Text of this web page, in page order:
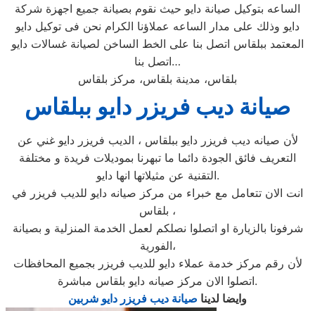
الساعه بتوكيل صيانة دايو حيث نقوم بصيانة جميع اجهزة شركة
دايو وذلك على مدار الساعه عملاؤنا الكرام نحن فى توكيل دايو
المعتمد ببلقاس اتصل بنا على الخط الساخن لصيانة غسالات دايو
اتصل بنا…
بلقاس، مدينة بلقاس، مركز بلقاس
صيانة ديب فريزر دايو ببلقاس
لأن صيانه ديب فريزر دايو ببلقاس ، الديب فريزر دايو غني عن
التعريف فائق الجودة دائما ما تبهرنا بموديلات فريدة و مختلفة
التقنية عن مثيلاتها انها دايو.
انت الان تتعامل مع خبراء من مركز صيانه دايو للديب فريزر في
بلقاس ،
شرفونا بالزيارة او اتصلوا نصلكم لعمل الخدمة المنزلية و بصيانة
الفورية،
لأن رقم مركز خدمة عملاء دايو للديب فريزر بجميع المحافظات
اتصلوا الان مركز صيانه دايو بلقاس مباشرة.
وايضا لدينا صيانة ديب فريزر دايو شربين